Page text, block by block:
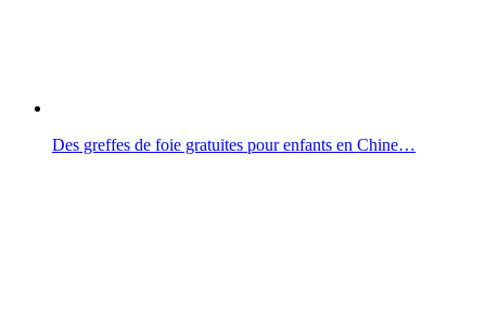
Des greffes de foie gratuites pour enfants en Chine…